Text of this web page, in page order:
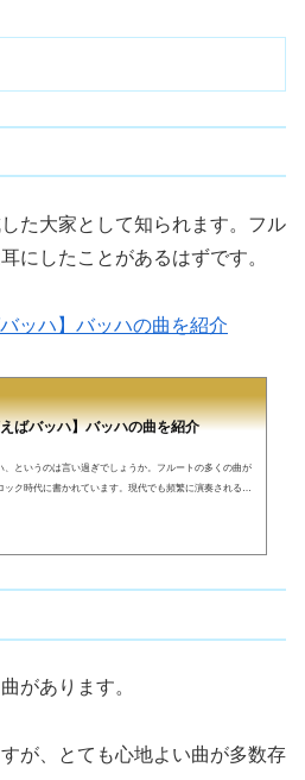
た大家として知られます。フル
にしたことがあるはずです。
ッハ】バッハの曲を紹介
ばバッハ】バッハの曲を紹介
、というのは言い過ぎでしょうか。フルートの多くの曲が
ック時代に書かれています。現代でも頻繁に演奏されるバ
C.P.E.Bach作曲では?などと...
があります。
が、とても心地よい曲が多数存